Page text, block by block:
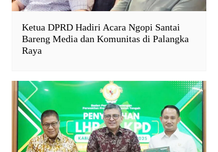
Ketua DPRD Hadiri Acara Ngopi Santai
Bareng Media dan Komunitas di Palangka
Raya